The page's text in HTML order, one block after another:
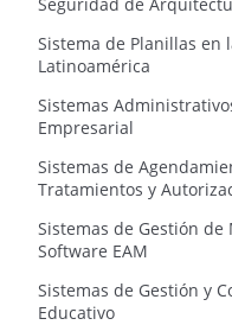
Sistema de Planillas en
Latinoamérica
Sistemas
Empresarial
Sistemas de
Tratamientos y
Sistemas de Gestión
Software EAM
Sistemas de Gestión y
Educativo